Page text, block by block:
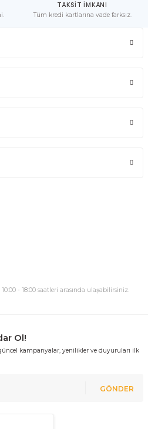
TAKSİT İMKANI
Tüm kredi kartlarına vade farksız.
- 18:00 saatleri arasında ulaşabilirsiniz.
Ol!
kampanyalar, yenilikler ve duyuruları ilk
GÖNDER